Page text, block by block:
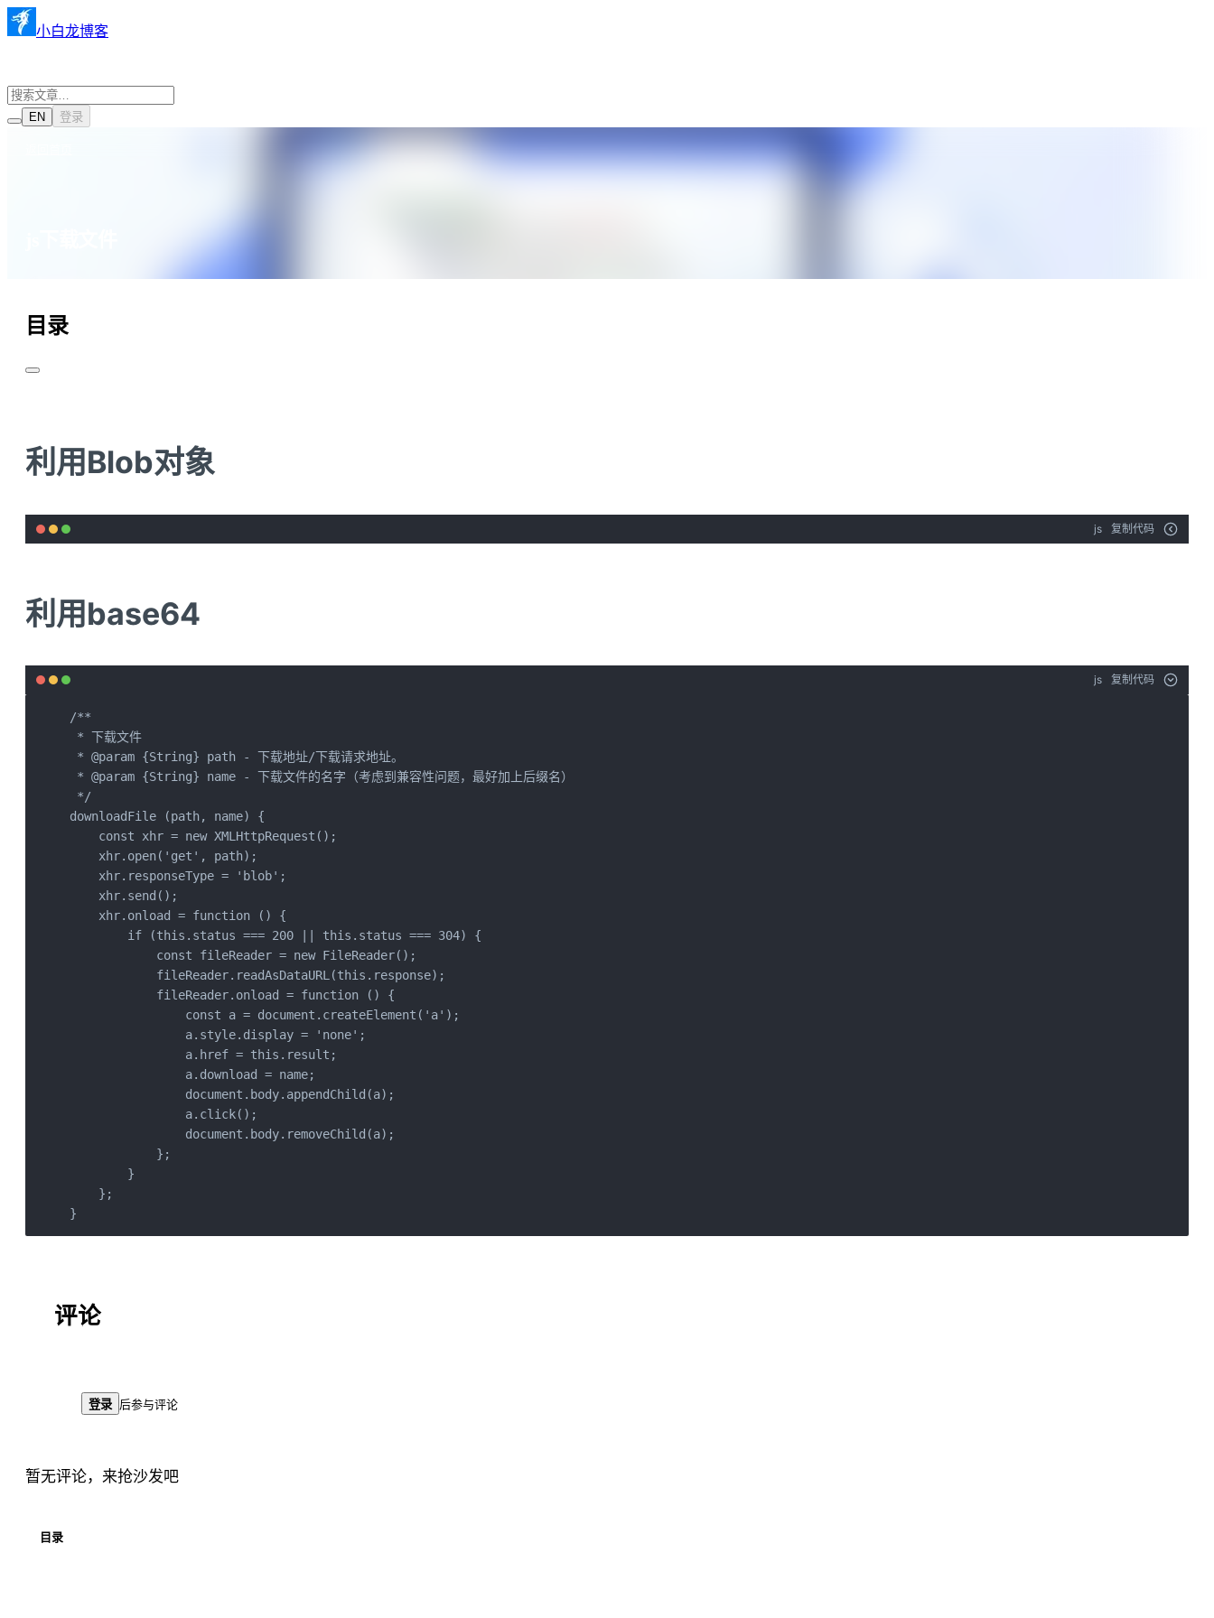
小白龙博客
EN 登录
目录
利用Blob对象
js 复制代码
利用base64
js 复制代码
/**
* 下载文件
* @param {String} path - 下载地址/下载请求地址。
* @param {String} name - 下载文件的名字（考虑到兼容性问题，最好加上后缀名）
*/
downloadFile (path, name) {
    const xhr = new XMLHttpRequest();
    xhr.open('get', path);
    xhr.responseType = 'blob';
    xhr.send();
    xhr.onload = function () {
        if (this.status === 200 || this.status === 304) {
            const fileReader = new FileReader();
            fileReader.readAsDataURL(this.response);
            fileReader.onload = function () {
                const a = document.createElement('a');
                a.style.display = 'none';
                a.href = this.result;
                a.download = name;
                document.body.appendChild(a);
                a.click();
                document.body.removeChild(a);
            };
        }
    };
}
评论
登录 后参与评论
暂无评论，来抢沙发吧
目录